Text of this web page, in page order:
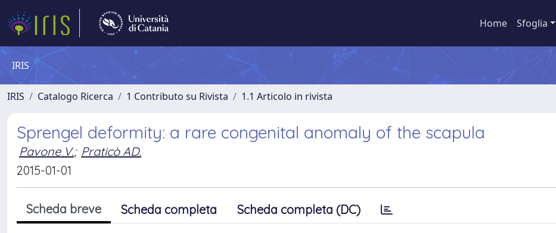
Home Sfoglia
IRIS
IRIS Catalogo Ricerca 1 Contributo su Rivista 1.1 Articolo in rivista
Sprengel deformity: a rare congenital anomaly of the scapula
Pavone V.; Praticò AD.
2015-01-01
Scheda breve Scheda completa Scheda completa (DC)